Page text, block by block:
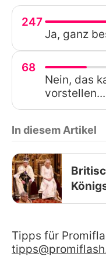
247
Ja, ganz
68
Nein, das
vorstellen...
In diesem Artikel
Tipps für